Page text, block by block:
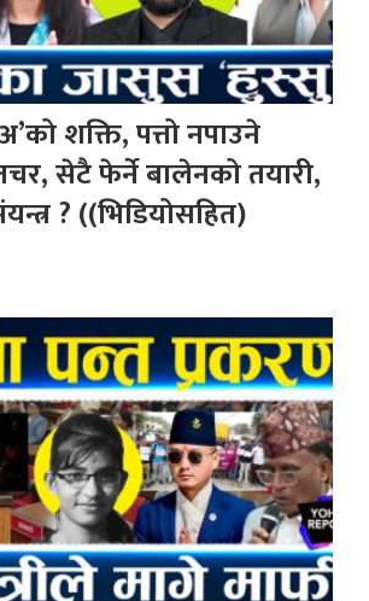
शक्ति, पत्तो नपाउने
सेटै फेर्ने बालेनको तयारी,
? ((भिडियोसहित)